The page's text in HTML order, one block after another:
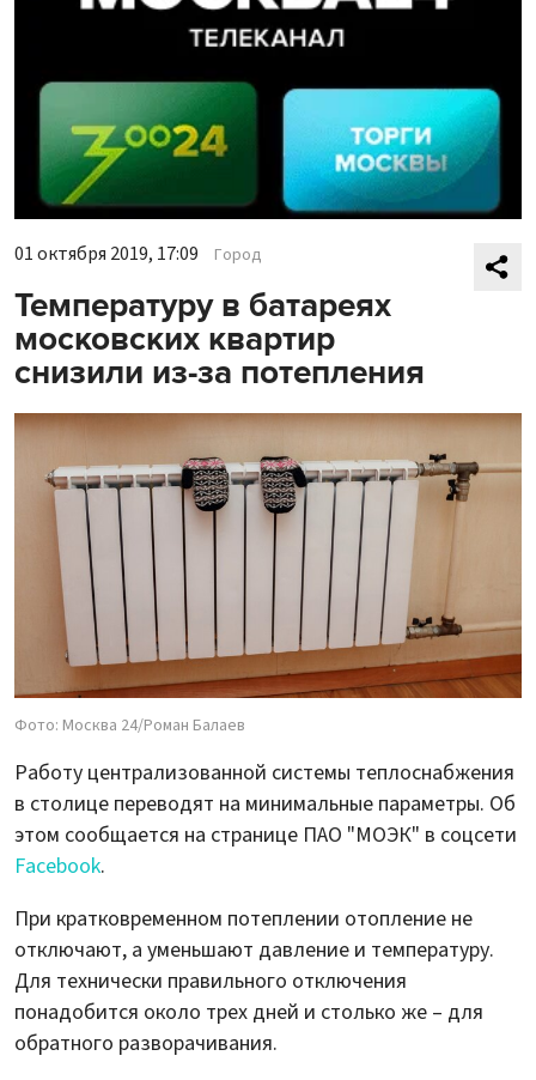
01 октября 2019, 17:09 Город
Температуру в батареях
московских квартир
снизили из-за потепления
Фото: Москва 24/Роман Балаев
Работу централизованной системы теплоснабжения
в столице переводят на минимальные параметры. Об
этом сообщается на странице ПАО "МОЭК" в соцсети
Facebook.
При кратковременном потеплении отопление не
отключают, а уменьшают давление и температуру.
Для технически правильного отключения
понадобится около трех дней и столько же – для
обратного разворачивания.